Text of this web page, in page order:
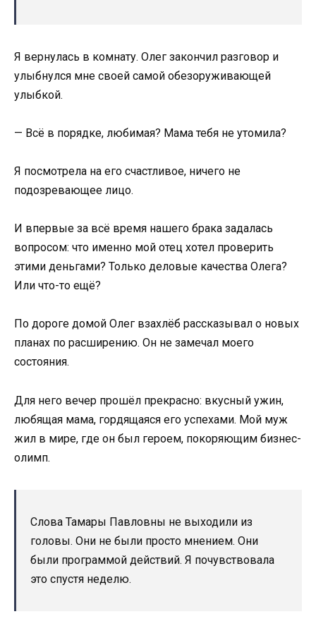
Я вернулась в комнату. Олег закончил разговор и
улыбнулся мне своей самой обезоруживающей
улыбкой.
— Всё в порядке, любимая? Мама тебя не утомила?
Я посмотрела на его счастливое, ничего не
подозревающее лицо.
И впервые за всё время нашего брака задалась
вопросом: что именно мой отец хотел проверить
этими деньгами? Только деловые качества Олега?
Или что-то ещё?
По дороге домой Олег взахлёб рассказывал о новых
планах по расширению. Он не замечал моего
состояния.
Для него вечер прошёл прекрасно: вкусный ужин,
любящая мама, гордящаяся его успехами. Мой муж
жил в мире, где он был героем, покоряющим бизнес-
олимп.
Слова Тамары Павловны не выходили из
головы. Они не были просто мнением. Они
были программой действий. Я почувствовала
это спустя неделю.